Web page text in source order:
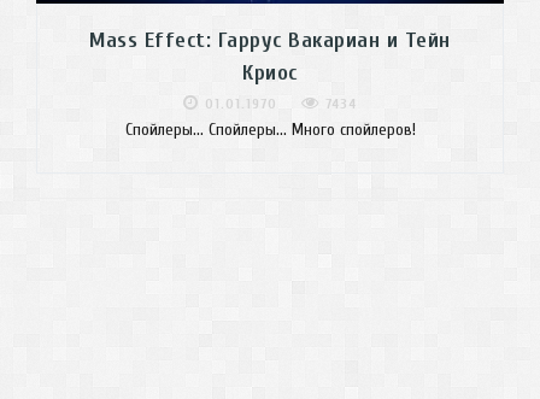
Mass Effect: Гаррус Вакариан и Тейн
Криос
01.01.1970 7434
Спойлеры... Спойлеры... Много спойлеров!